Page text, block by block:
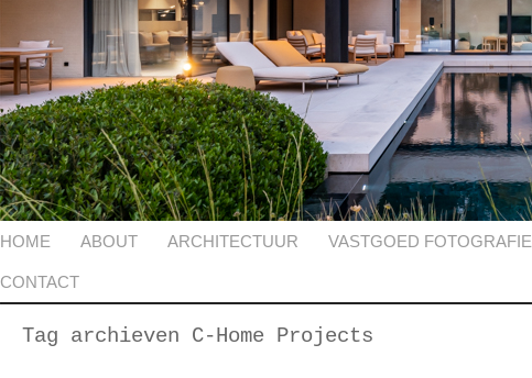
HOME ABOUT ARCHITECTUUR VASTGOED FOTOGRAFIE
CONTACT
Tag archieven C-Home Projects